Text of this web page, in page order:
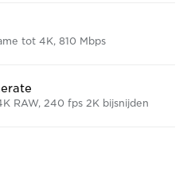
tot 4K, 810 Mbps
RAW, 240 fps 2K bijsnijden